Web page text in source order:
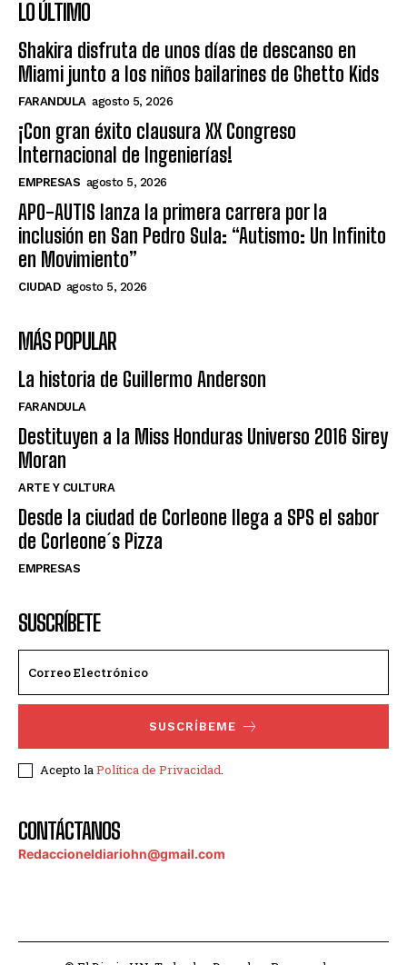
LO ÚLTIMO
Shakira disfruta de unos días de descanso en
Miami junto a los niños bailarines de Ghetto Kids
FARANDULA agosto 5, 2026
¡Con gran éxito clausura XX Congreso
Internacional de Ingenierías!
EMPRESAS agosto 5, 2026
APO-AUTIS lanza la primera carrera por la
inclusión en San Pedro Sula: “Autismo: Un Infinito
en Movimiento”
CIUDAD agosto 5, 2026
MÁS POPULAR
La historia de Guillermo Anderson
FARANDULA
Destituyen a la Miss Honduras Universo 2016 Sirey
Moran
ARTE Y CULTURA
Desde la ciudad de Corleone llega a SPS el sabor
de Corleone´s Pizza
EMPRESAS
SUSCRÍBETE
SUSCRÍBEME
Acepto laPolítica de Privacidad.
CONTÁCTANOS
Redaccioneldiariohn@gmail.com